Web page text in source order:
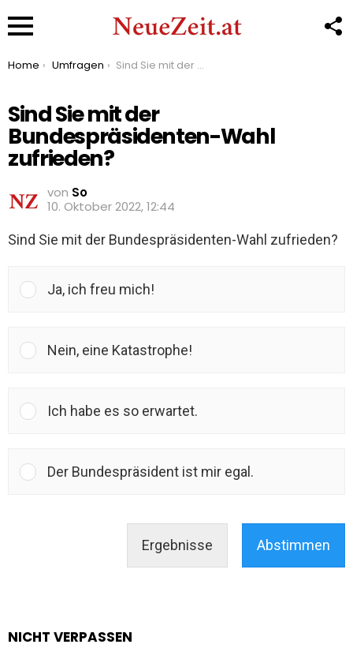
You are here:
Home Umfragen Sind Sie mit der Bundespräsidenten-Wahl zufrieden?
Sind Sie mit der
Bundespräsidenten-Wahl
zufrieden?
von So
10. Oktober 2022, 12:44
Sind Sie mit der Bundespräsidenten-Wahl zufrieden?
Ja, ich freu mich!
Nein, eine Katastrophe!
Ich habe es so erwartet.
Der Bundespräsident ist mir egal.
Ergebnisse Abstimmen
NICHT VERPASSEN